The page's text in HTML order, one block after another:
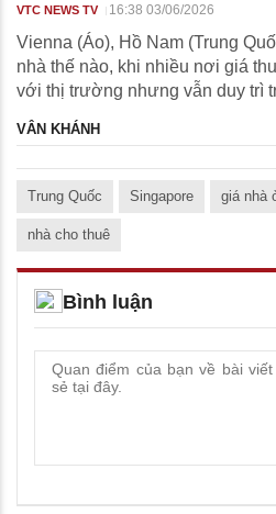
VTC NEWS TV 16:38 03/06/2026
Vienna (Áo), Hồ Nam (Trung
nhà thế nào, khi nhiều nơi giá
với thị trường nhưng vẫn duy trì
VÂN KHÁNH
Trung Quốc Singapore giá nhà
nhà cho thuê
Bình luận